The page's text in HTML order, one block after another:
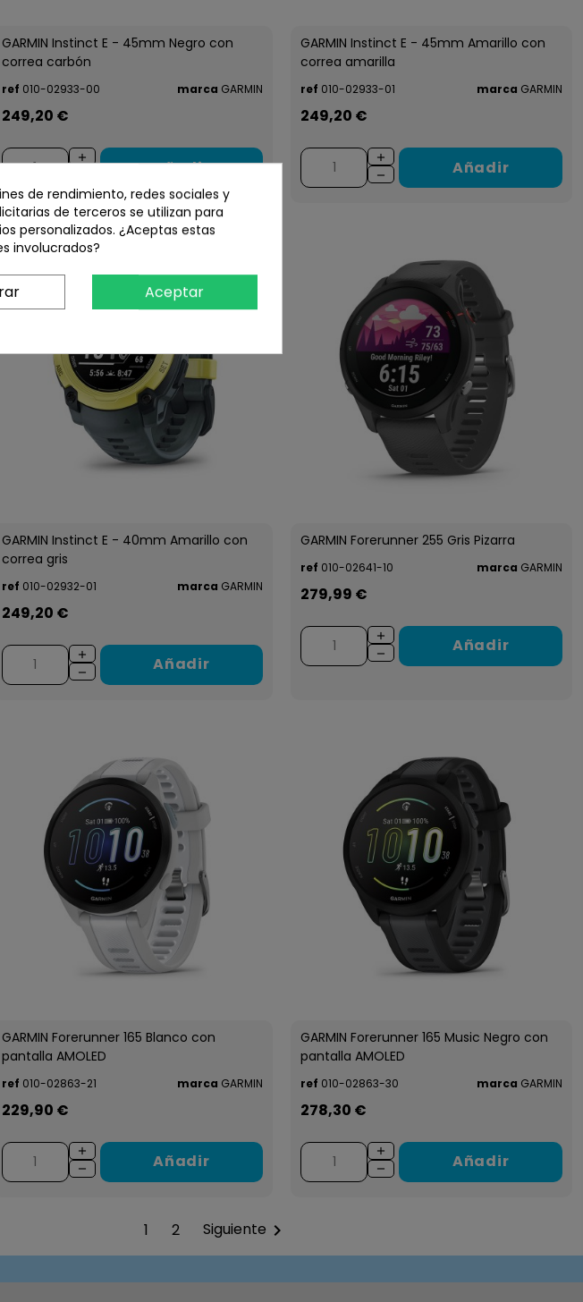
GARMIN Instinct E - 45mm Negro con
correa carbón
ref 010-02933-00 marca GARMIN
249,20 €
Añadir
GARMIN Instinct E - 45mm Amarillo con
correa amarilla
ref 010-02933-01 marca GARMIN
249,20 €
Añadir
GARMIN Instinct E - 40mm Amarillo con
correa gris
ref 010-02932-01 marca GARMIN
249,20 €
Añadir
GARMIN Forerunner 255 Gris Pizarra
ref 010-02641-10 marca GARMIN
279,99 €
Añadir
GARMIN Forerunner 165 Blanco con
pantalla AMOLED
ref 010-02863-21 marca GARMIN
229,90 €
Añadir
GARMIN Forerunner 165 Music Negro con
pantalla AMOLED
ref 010-02863-30 marca GARMIN
278,30 €
Añadir
1 2 Siguiente 
de rendimiento, redes sociales y
de terceros se utilizan para
personalizados. ¿Aceptas estas
involucrados?
Aceptar